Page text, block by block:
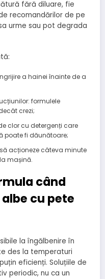
fără diluare, fie
recomandărilor de pe
urme sau pot degrada
a hainei înainte de a
formulele
crezi;
clor cu detergenți care
poate fi dăunătoare;
acționeze câteva minute
mașină.
când
cu pete
la îngălbenire în
des la temperaturi
eficienți. Soluțiile de
periodic, nu ca un